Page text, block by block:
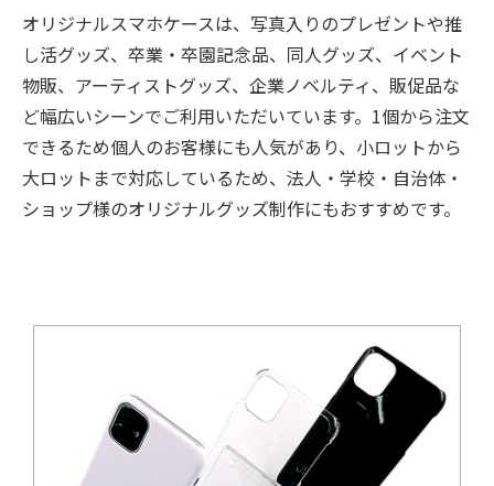
オリジナルスマホケースは、写真入りのプレゼントや推
し活グッズ、卒業・卒園記念品、同人グッズ、イベント
物販、アーティストグッズ、企業ノベルティ、販促品な
ど幅広いシーンでご利用いただいています。1個から注文
できるため個人のお客様にも人気があり、小ロットから
大ロットまで対応しているため、法人・学校・自治体・
ショップ様のオリジナルグッズ制作にもおすすめです。